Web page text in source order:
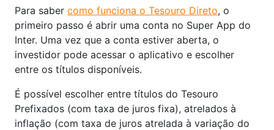
Para saber como funciona o Tesouro Direto, o
primeiro passo é abrir uma conta no Super App do
Inter. Uma vez que a conta estiver aberta, o
investidor pode acessar o aplicativo e escolher
entre os títulos disponíveis.
É possível escolher entre títulos do Tesouro
Prefixados (com taxa de juros fixa), atrelados à
inflação (com taxa de juros atrelada à variação do